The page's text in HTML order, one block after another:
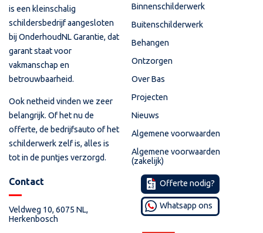
is een kleinschalig
schildersbedrijf aangesloten
bij OnderhoudNL Garantie, dat
garant staat voor
vakmanschap en
betrouwbaarheid.
Ook netheid vinden we zeer
belangrijk. Of het nu de
offerte, de bedrijfsauto of het
schilderwerk zelf is, alles is
tot in de puntjes verzorgd.
Binnenschilderwerk
Buitenschilderwerk
Behangen
Ontzorgen
Over Bas
Projecten
Nieuws
Algemene voorwaarden
Algemene voorwaarden
(zakelijk)
Contact
Veldweg 10, 6075 NL,
Herkenbosch
Offerte nodig?
Whatsapp ons